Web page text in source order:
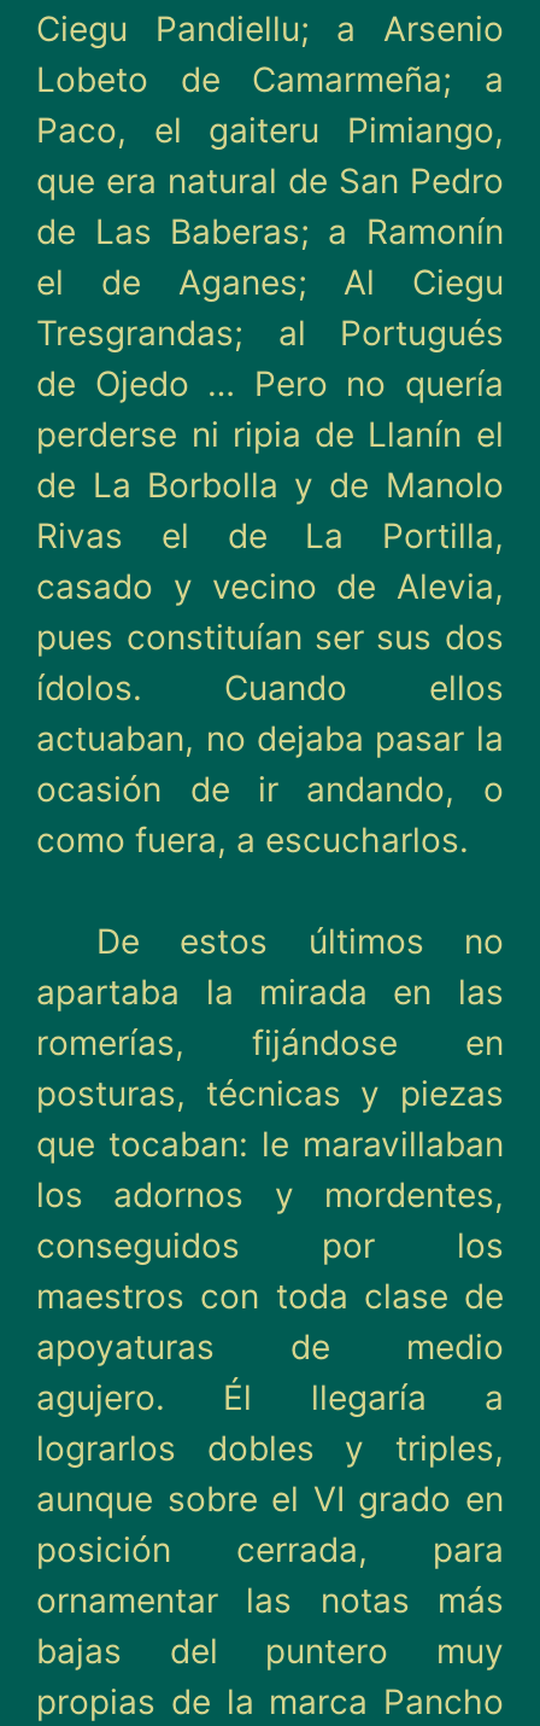
Ciegu Pandiellu; a Arsenio
Lobeto de Camarmeña; a
Paco, el gai­teru Pimiango,
que era natu­ral de San Pedro
de Las Babe­ras; a Ramonín
el de Aga­nes; Al Ciegu
Tresgrandas; al Portugués
de Ojedo … Pero no quería
perderse ni ripia de Llanín el
de La Borbolla y de Manolo
Rivas el de La Porti­lla,
casado y vecino de Alevia,
pues constituían ser sus dos
ídolos. Cuando ellos
actuaban, no dejaba pasar la
ocasión de ir andando, o
como fuera, a escucharlos.
De estos últimos no
aparta­ba la mirada en las
romerías, fijándose en
posturas, técni­cas y piezas
que tocaban: le maravillaban
los adornos y mordentes,
conseguidos por los
maestros con toda clase de
apoyaturas de medio
agujero. Él llegaría a
lograrlos dobles y triples,
aunque sobre el VI grado en
posición cerrada, para
ornamentar las notas más
bajas del puntero muy
propias de la marca Pancho